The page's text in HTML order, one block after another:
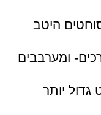
היטב
ומערבבים
גדול יותר